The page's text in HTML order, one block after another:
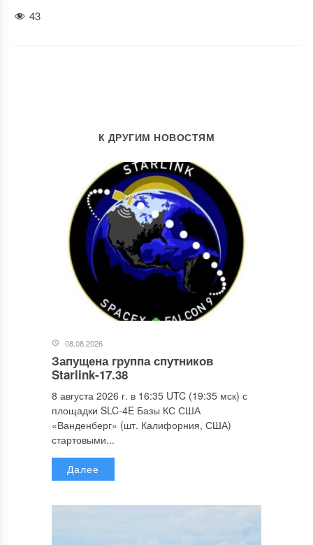
43
К ДРУГИМ НОВОСТЯМ
08.08.2026
Запущена группа спутников
Starlink-17.38
8 августа 2026 г. в 16:35 UTC (19:35 мск) с
площадки SLC-4E Базы КС США
«Ванденберг» (шт. Калифорния, США)
стартовыми...
Далее